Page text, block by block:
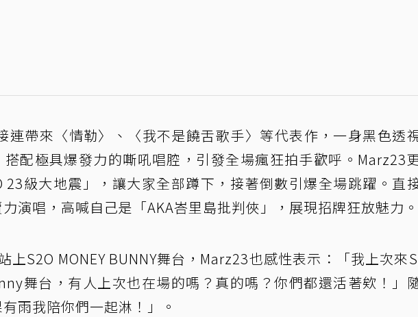
連帶來〈情勒〉、〈我不是饒舌歌手〉等代表作，一身黑色透
搭配極具爆發力的嘶吼唱腔，引發全場瘋狂拍手歡呼。Marz23
23級大地震」，讓大家全部蹲下，接著倒數引爆全場跳躍。直
演唱，高喊自己是「AKA峇里島批判俠」，展現招牌狂放魅力。
上S2O MONEY BUNNY舞台，Marz23也感性表示：「我上次來
舞台，有人上次也在場的嗎？真的嗎？你們都還活著欸！」
雨我陪你們一起淋！」。